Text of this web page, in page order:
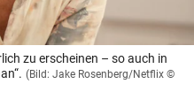
zu erscheinen – so auch in
(Bild: Jake Rosenberg/Netflix ©